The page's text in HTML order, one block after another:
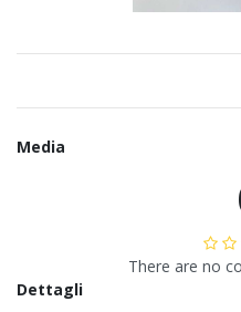
Media
There are no
Dettagli